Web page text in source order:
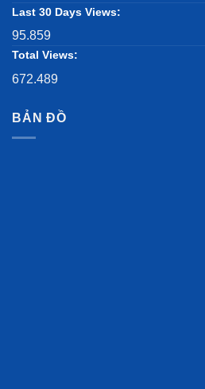
Last 30 Days Views:
95.859
Total Views:
672.489
BẢN ĐỒ